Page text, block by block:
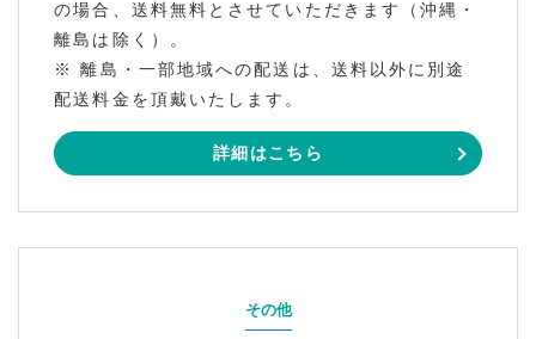
の場合、送料無料とさせていただきます（沖縄・
離島は除く）。
※ 離島・一部地域への配送は、送料以外に別途
配送料金を頂戴いたします。
詳細はこちら
その他